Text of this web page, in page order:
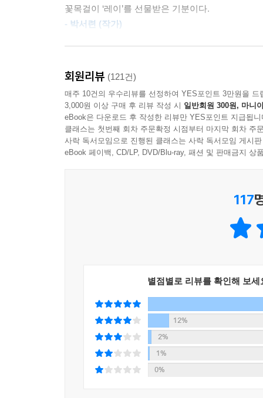
버들이 의지할 수 있는 사람들은 버들과 비슷한
편지로 씩씩한 근황을 전해주는 홍주, 속세에
“어디서나 흔히 들을 수 있는 ‘알로하’라는 말은
만든 말이었다. 그 인사말 속에는 서로 사랑하고
_365면 「판도라 상자」 중에서
무엇이 사랑을 낳고 무엇이 인간을 기르는가.
꽃목걸이 ‘레이’를 선물받은 기분이다. 박서련(작가)
많은 독자에게 널리 가닿을 장편소설의 뛰어난 성취
『알로하, 나의 엄마들』은 무엇보다 한 호흡에
앉은 자리에서 다 읽을 만큼 흥미진진한 서사, 가
마침내 시대의 선구자를 만나고 운명의 개척자를
『알로하, 나의 엄마들』을 읽는다는 것은 미처
가독성과 몰입도를 지닌 장편소설의 재미와 아름
먼저 읽은 사전 서평단 300인의 뜨거운 극찬
꽃목걸이 ‘레이’를 선물받은 기분이다.
- 박서련 (작가)
- 김민식 (PD, 작가)
회원리뷰 (121건)
매주 10건의 우수리뷰를 선정하여 YES포인트 3만원을 드
3,000원 이상 구매 후 리뷰 작성 시 일반회원 300원, 마니
eBook은 다운로드 후 작성한 리뷰만 YES포인트 지급됩니
클래스는 첫번째 회차 주문확정 시점부터 마지막 회차 주
사락 독서모임으로 진행된 클래스는 사락 독서모임 게시
eBook 페이백, CD/LP, DVD/Blu-ray, 패션 및 판매금지 상
117
별점별로 리뷰를 확인해 보세
12%
2%
1%
0%